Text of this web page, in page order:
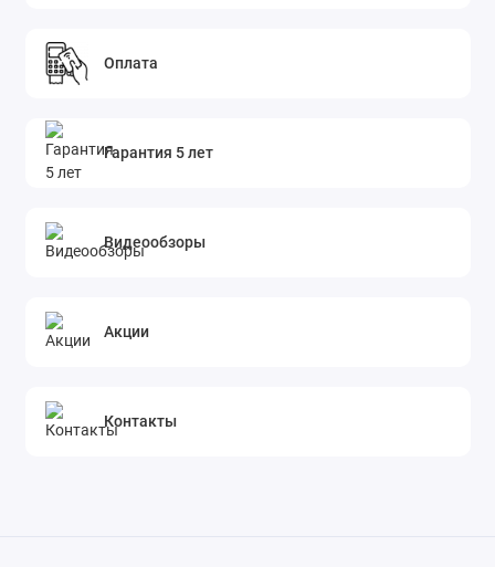
Оплата
Гарантия 5 лет
Видеообзоры
Акции
Контакты